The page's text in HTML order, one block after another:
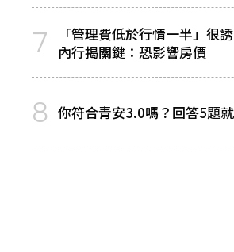
7
「管理費低於行情一半」很
內行揭關鍵：恐影響房價
8 你符合青安3.0嗎？回答5題